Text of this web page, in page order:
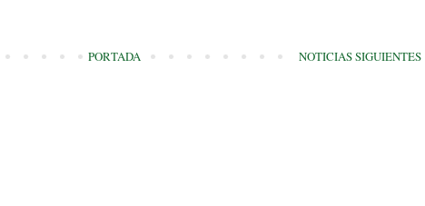
NOTICIAS SIGUIENTES
PORTADA